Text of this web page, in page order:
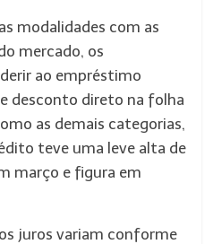
modalidades com as
mercado, os
ao empréstimo
desconto direto na folha
as demais categorias,
teve uma leve alta de
março e figura em
juros variam conforme